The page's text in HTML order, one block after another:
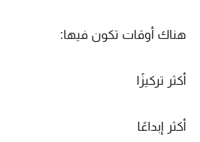
هناك أوقات تكون فيها:
أكثر تركيزًا
أكثر إبداعًا